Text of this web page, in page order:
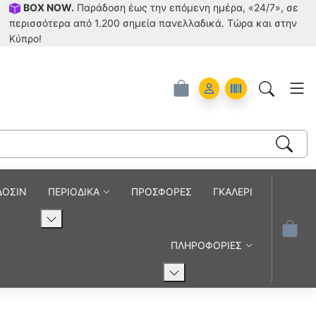
BOX NOW. Παράδοση έως την επόμενη ημέρα, «24/7», σε
περισσότερα από 1.200 σημεία πανελλαδικά. Tώρα και στην
Κύπρο!
Account
Orders
ΠΕΡΙΟΔΙΚΑ ΠΡΟΣΦΟΡΕΣ ΓΚΑΛΕΡΙ
ΠΛΗΡΟΦΟΡΙΕΣ